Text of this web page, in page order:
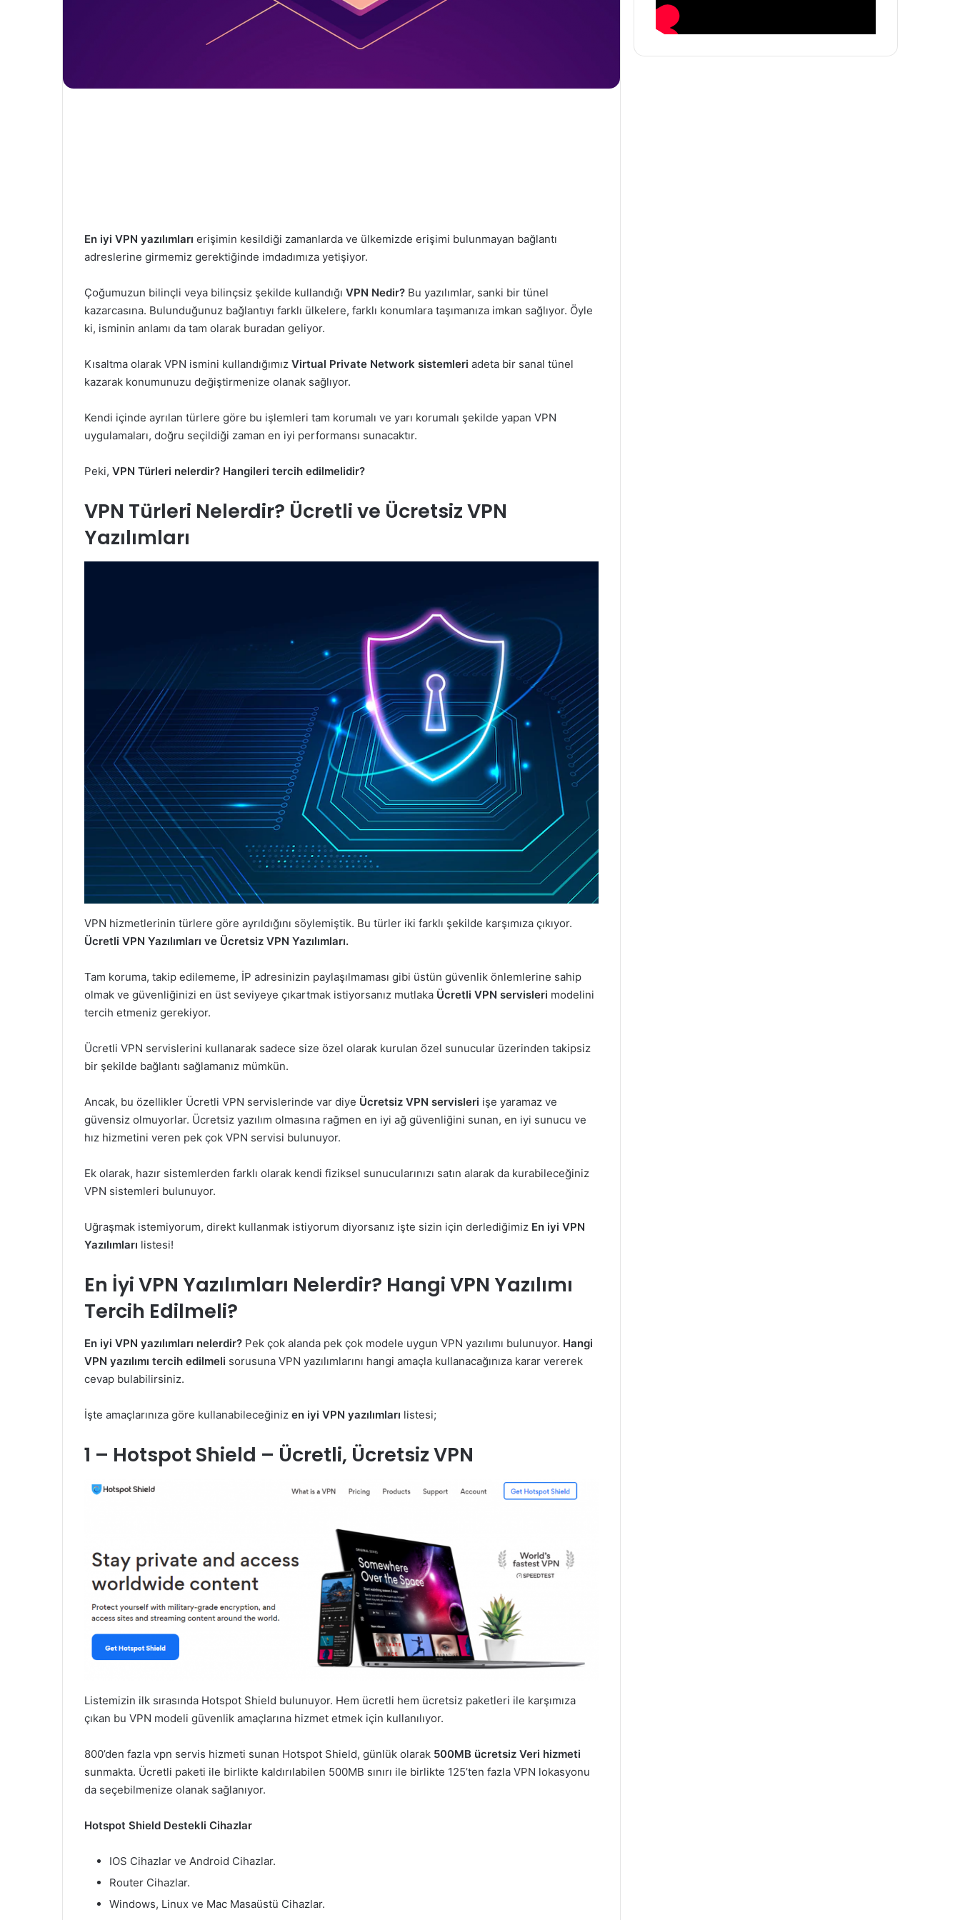
En iyi VPN yazılımları erişimin kesildiği zamanlarda ve ülkemizde erişimi bulunmayan bağlantı
adreslerine girmemiz gerektiğinde imdadımıza yetişiyor.
Çoğumuzun bilinçli veya bilinçsiz şekilde kullandığı VPN Nedir? Bu yazılımlar, sanki bir tünel
kazarcasına. Bulunduğunuz bağlantıyı farklı ülkelere, farklı konumlara taşımanıza imkan sağlıyor. Öyle
ki, isminin anlamı da tam olarak buradan geliyor.
Kısaltma olarak VPN ismini kullandığımız Virtual Private Network sistemleri adeta bir sanal tünel
kazarak konumunuzu değiştirmenize olanak sağlıyor.
Kendi içinde ayrılan türlere göre bu işlemleri tam korumalı ve yarı korumalı şekilde yapan VPN
uygulamaları, doğru seçildiği zaman en iyi performansı sunacaktır.
Peki, VPN Türleri nelerdir? Hangileri tercih edilmelidir?
VPN Türleri Nelerdir? Ücretli ve Ücretsiz VPN
Yazılımları
VPN hizmetlerinin türlere göre ayrıldığını söylemiştik. Bu türler iki farklı şekilde karşımıza çıkıyor.
Ücretli VPN Yazılımları ve Ücretsiz VPN Yazılımları.
Tam koruma, takip edilememe, İP adresinizin paylaşılmaması gibi üstün güvenlik önlemlerine sahip
olmak ve güvenliğinizi en üst seviyeye çıkartmak istiyorsanız mutlaka Ücretli VPN servisleri modelini
tercih etmeniz gerekiyor.
Ücretli VPN servislerini kullanarak sadece size özel olarak kurulan özel sunucular üzerinden takipsiz
bir şekilde bağlantı sağlamanız mümkün.
Ancak, bu özellikler Ücretli VPN servislerinde var diye Ücretsiz VPN servisleri işe yaramaz ve
güvensiz olmuyorlar. Ücretsiz yazılım olmasına rağmen en iyi ağ güvenliğini sunan, en iyi sunucu ve
hız hizmetini veren pek çok VPN servisi bulunuyor.
Ek olarak, hazır sistemlerden farklı olarak kendi fiziksel sunucularınızı satın alarak da kurabileceğiniz
VPN sistemleri bulunuyor.
Uğraşmak istemiyorum, direkt kullanmak istiyorum diyorsanız işte sizin için derlediğimiz En iyi VPN
Yazılımları listesi!
En İyi VPN Yazılımları Nelerdir? Hangi VPN Yazılımı
Tercih Edilmeli?
En iyi VPN yazılımları nelerdir? Pek çok alanda pek çok modele uygun VPN yazılımı bulunuyor. Hangi
VPN yazılımı tercih edilmeli sorusuna VPN yazılımlarını hangi amaçla kullanacağınıza karar vererek
cevap bulabilirsiniz.
İşte amaçlarınıza göre kullanabileceğiniz en iyi VPN yazılımları listesi;
1 – Hotspot Shield – Ücretli, Ücretsiz VPN
Listemizin ilk sırasında Hotspot Shield bulunuyor. Hem ücretli hem ücretsiz paketleri ile karşımıza
çıkan bu VPN modeli güvenlik amaçlarına hizmet etmek için kullanılıyor.
800’den fazla vpn servis hizmeti sunan Hotspot Shield, günlük olarak 500MB ücretsiz Veri hizmeti
sunmakta. Ücretli paketi ile birlikte kaldırılabilen 500MB sınırı ile birlikte 125’ten fazla VPN lokasyonu
da seçebilmenize olanak sağlanıyor.
Hotspot Shield Destekli Cihazlar
IOS Cihazlar ve Android Cihazlar.
Router Cihazlar.
Windows, Linux ve Mac Masaüstü Cihazlar.